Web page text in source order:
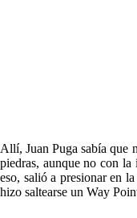
Allí, Juan Puga sabía que
piedras, aunque no con la
eso, salió a presionar en
hizo saltearse un Way